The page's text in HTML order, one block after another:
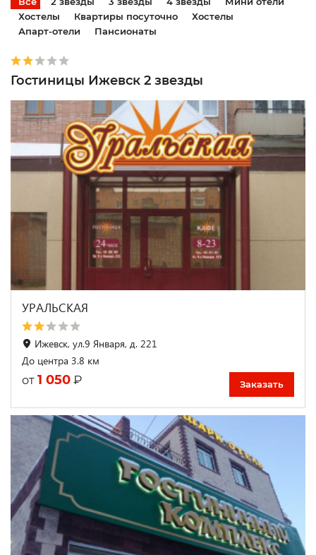
Хостелы
Квартиры посуточно
Хостелы
Апарт-отели
Пансионаты
Гостиницы Ижевск 2 звезды
УРАЛЬСКАЯ
Ижевск, ул.9 Января, д. 221
До центра 3.8 км
от 1 050 ₽ Заказать